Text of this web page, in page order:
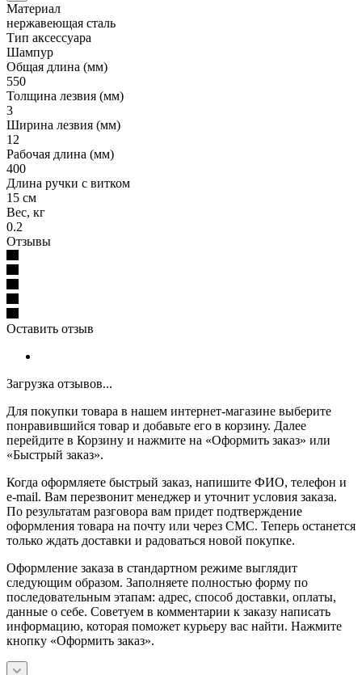
Материал
нержавеющая сталь
Тип аксессуара
Шампур
Общая длина (мм)
550
Толщина лезвия (мм)
3
Ширина лезвия (мм)
12
Рабочая длина (мм)
400
Длина ручки с витком
15 см
Вес, кг
0.2
Отзывы
Оставить отзыв
Загрузка отзывов...
Для покупки товара в нашем интернет-магазине выберите
понравившийся товар и добавьте его в корзину. Далее
перейдите в Корзину и нажмите на «Оформить заказ» или
«Быстрый заказ».
Когда оформляете быстрый заказ, напишите ФИО, телефон и
e-mail. Вам перезвонит менеджер и уточнит условия заказа.
По результатам разговора вам придет подтверждение
оформления товара на почту или через СМС. Теперь останется
только ждать доставки и радоваться новой покупке.
Оформление заказа в стандартном режиме выглядит
следующим образом. Заполняете полностью форму по
последовательным этапам: адрес, способ доставки, оплаты,
данные о себе. Советуем в комментарии к заказу написать
информацию, которая поможет курьеру вас найти. Нажмите
кнопку «Оформить заказ».